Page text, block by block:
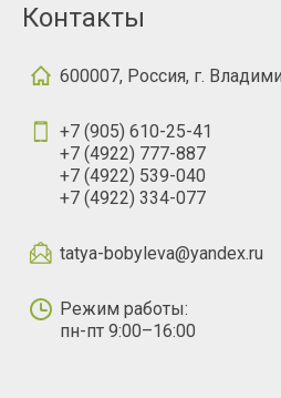
Контакты
600007, Россия, г.
+7 (905) 610-25-41
+7 (4922) 777-887
+7 (4922) 539-040
+7 (4922) 334-077
tatya-bobyleva@yandex.ru
Режим работы:
пн-пт 9:00–16:00